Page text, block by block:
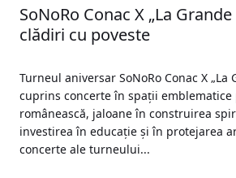
SoNoRo Conac X „La Grande
clădiri cu poveste
Turneul aniversar SoNoRo Conac X „La
cuprins concerte în spații
românească, jaloane în construirea
investirea în educație și în protejarea
concerte ale turneului...